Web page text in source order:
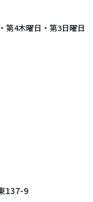
第4木曜日・第3日曜日
137-9